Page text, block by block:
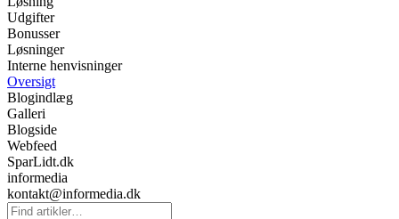
Udgifter
Bonusser
Løsninger
Interne henvisninger
Oversigt
Blogindlæg
Galleri
Blogside
Webfeed
SparLidt.dk
informedia
kontakt@informedia.dk